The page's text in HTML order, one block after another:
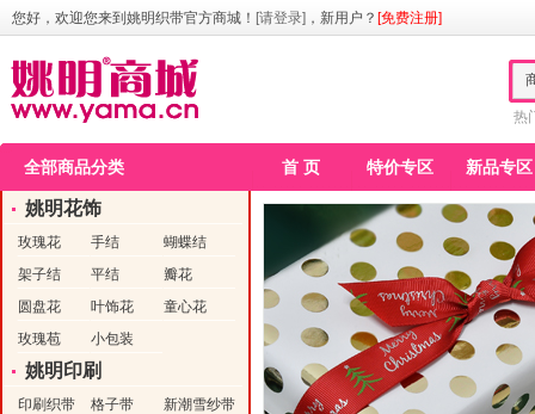
您好，欢迎您来到姚明织带官方商城！ [请登录] ，新用户？ [免费注册]
热
全部商品分类
姚明花饰
玫瑰花 手结
蝴蝶结
架子结
平结
瓣花
圆盘花
叶饰花
童心花
玫瑰苞
小包装
姚明印刷
印刷织带 格子带 新潮雪纱带
首 页 特价专区 新品专区